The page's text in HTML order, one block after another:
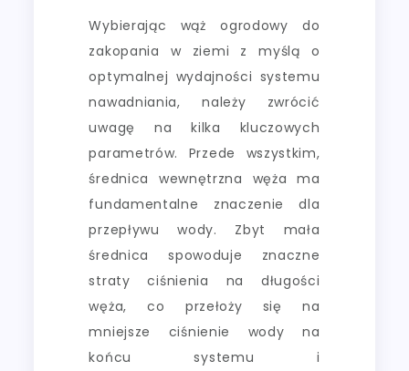
Wybierając wąż ogrodowy do
zakopania w ziemi z myślą o
optymalnej wydajności systemu
nawadniania, należy zwrócić
uwagę na kilka kluczowych
parametrów. Przede wszystkim,
średnica wewnętrzna węża ma
fundamentalne znaczenie dla
przepływu wody. Zbyt mała
średnica spowoduje znaczne
straty ciśnienia na długości
węża, co przełoży się na
mniejsze ciśnienie wody na
końcu systemu i